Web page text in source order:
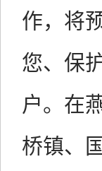
作，将
您、保
户。在
桥镇、